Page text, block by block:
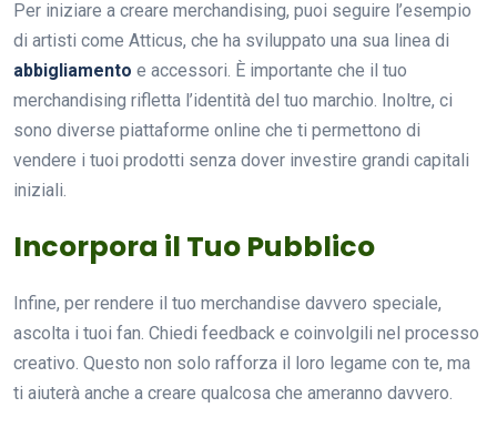
Per iniziare a creare merchandising, puoi seguire l’esempio
di artisti come Atticus, che ha sviluppato una sua linea di
abbigliamento e accessori. È importante che il tuo
merchandising rifletta l’identità del tuo marchio. Inoltre, ci
sono diverse piattaforme online che ti permettono di
vendere i tuoi prodotti senza dover investire grandi capitali
iniziali.
Incorpora il Tuo Pubblico
Infine, per rendere il tuo merchandise davvero speciale,
ascolta i tuoi fan. Chiedi feedback e coinvolgili nel processo
creativo. Questo non solo rafforza il loro legame con te, ma
ti aiuterà anche a creare qualcosa che ameranno davvero.